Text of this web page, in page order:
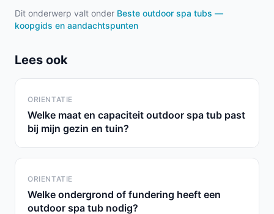
Dit onderwerp valt onder Beste outdoor spa tubs —
koopgids en aandachtspunten
Lees ook
ORIENTATIE
Welke maat en capaciteit outdoor spa tub past
bij mijn gezin en tuin?
ORIENTATIE
Welke ondergrond of fundering heeft een
outdoor spa tub nodig?